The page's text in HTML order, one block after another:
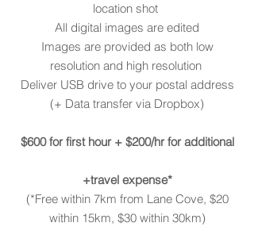
location shot
All digital images are edited
Images are provided as both low
resolution and high resolution
Deliver USB drive to your postal address
(+ Data transfer via Dropbox)
$600 for first hour + $200/hr for additional
+travel expense*
(*Free within 7km from Lane Cove, $20
within 15km, $30 within 30km)